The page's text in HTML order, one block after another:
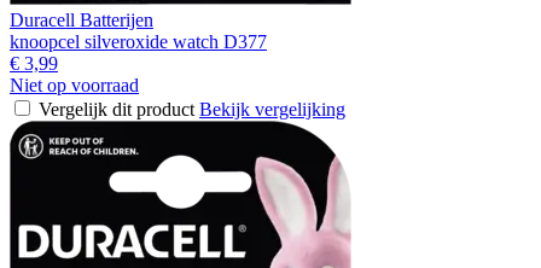
Duracell Batterijen
knoopcel silveroxide watch D377
€ 3,99
Niet op voorraad
Vergelijk dit product Bekijk vergelijking